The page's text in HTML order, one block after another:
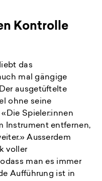
Kontrolle
das
mal gängige
ausgetüftelte
ohne seine
Spieler:innen
Instrument entfernen,
Ausserdem
voller
man es immer
Aufführung ist in